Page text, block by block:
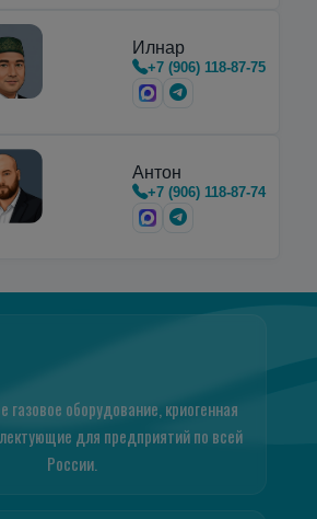
Илнар
+7 (906) 118-87-75
Антон
+7 (906) 118-87-74
оборудование, криогенная
для предприятий по всей
России.